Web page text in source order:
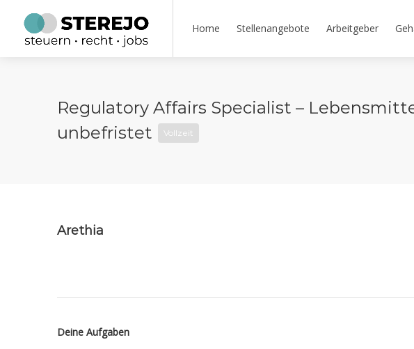
Home Stellenangebote Arbeitgeber
Regulatory Affairs Specialist –
unbefristet
Vollzeit
Arethia
Deine Aufgaben